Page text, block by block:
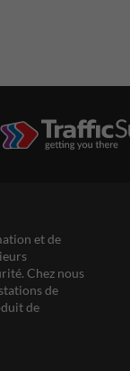
et de
Chez nous
de
de